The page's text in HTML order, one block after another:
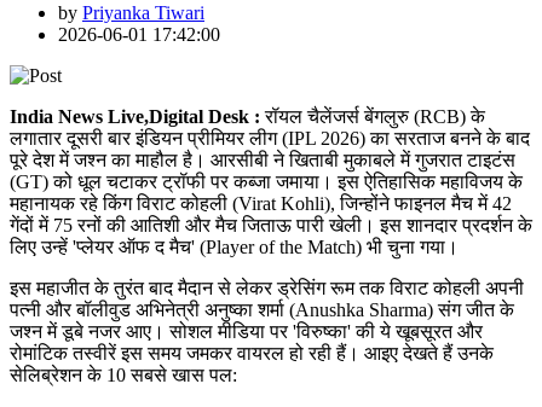
by Priyanka Tiwari
2026-06-01 17:42:00
India News Live,Digital Desk :रॉयल चैलेंजर्स बेंगलुरु (RCB) के
लगातार दूसरी बार इंडियन प्रीमियर लीग (IPL 2026) का सरताज बनने के बाद
पूरे देश में जश्न का माहौल है। आरसीबी ने खिताबी मुकाबले में गुजरात टाइटंस
(GT) को धूल चटाकर ट्रॉफी पर कब्जा जमाया। इस ऐतिहासिक महाविजय के
महानायक रहे किंग विराट कोहली (Virat Kohli), जिन्होंने फाइनल मैच में 42
गेंदों में 75 रनों की आतिशी और मैच जिताऊ पारी खेली। इस शानदार प्रदर्शन के
लिए उन्हें 'प्लेयर ऑफ द मैच' (Player of the Match) भी चुना गया।
इस महाजीत के तुरंत बाद मैदान से लेकर ड्रेसिंग रूम तक विराट कोहली अपनी
पत्नी और बॉलीवुड अभिनेत्री अनुष्का शर्मा (Anushka Sharma) संग जीत के
जश्न में डूबे नजर आए। सोशल मीडिया पर 'विरुष्का' की ये खूबसूरत और
रोमांटिक तस्वीरें इस समय जमकर वायरल हो रही हैं। आइए देखते हैं उनके
सेलिब्रेशन के 10 सबसे खास पल: